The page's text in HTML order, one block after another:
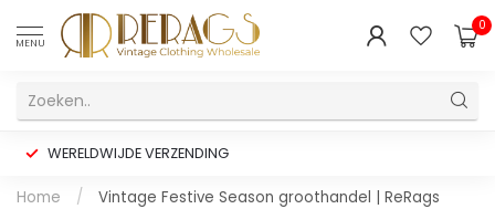
MENU
0
WERELDWIJDE VERZENDING
Home / Vintage Festive Season groothandel | ReRags